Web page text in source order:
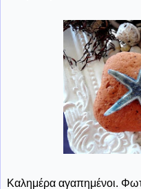
Καλημέρα αγαπημένοι.